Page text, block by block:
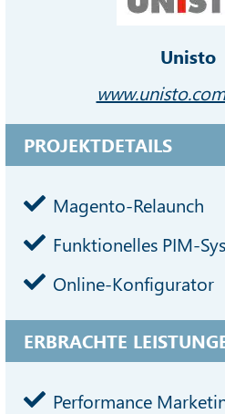
Unisto
PROJEKTDETAILS
Magento-Relaunch
Funktionelles PIM-
Online-Konfigurator
ERBRACHTE
Performance